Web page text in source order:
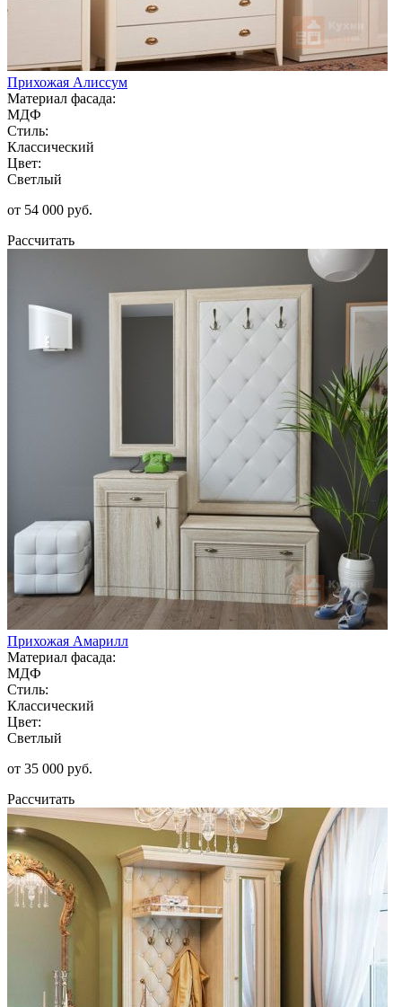
Прихожая Алиссум
Материал фасада:
МДФ
Стиль:
Классический
Цвет:
Светлый
от 54 000 руб.
Рассчитать
Прихожая Амарилл
Материал фасада:
МДФ
Стиль:
Классический
Цвет:
Светлый
от 35 000 руб.
Рассчитать